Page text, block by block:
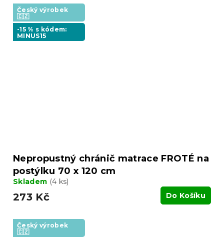
Český výrobek
🇨🇿
-15 % s kódem:
MINUS15
Nepropustný chránič matrace FROTÉ na
postýlku 70 x 120 cm
Skladem (4 ks)
273 Kč Do Košíku
Český výrobek
🇨🇿